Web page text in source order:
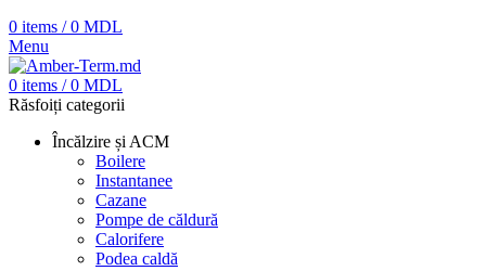
0 items / 0 MDL
Menu
0 items / 0 MDL
Răsfoiți categorii
Încălzire și ACM
Boilere
Instantanee
Cazane
Pompe de căldură
Calorifere
Podea caldă